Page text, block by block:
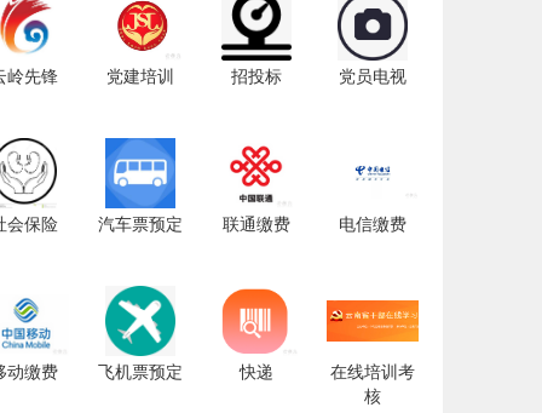
岭先锋 党建培训 招投标 党员电视
会保险 汽车票预定 联通缴费 电信缴费
动缴费 飞机票预定 快递
在线培训考
核